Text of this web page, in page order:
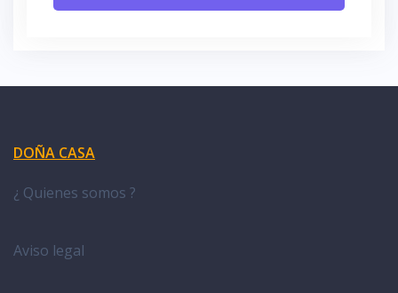
DOÑA CASA
¿ Quienes somos ?
Aviso legal